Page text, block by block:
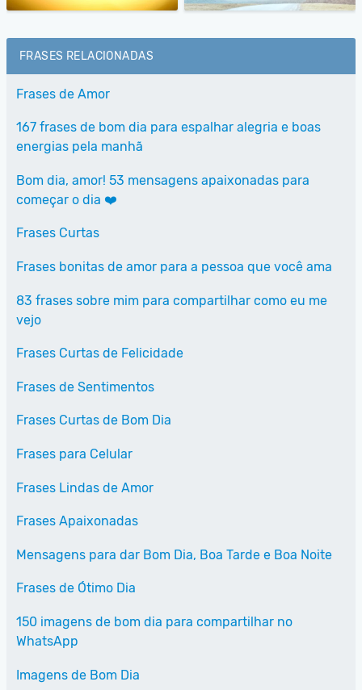
FRASES RELACIONADAS
Frases de Amor
167 frases de bom dia para espalhar alegria e boas
energias pela manhã
Bom dia, amor! 53 mensagens apaixonadas para
começar o dia ❤️
Frases Curtas
Frases bonitas de amor para a pessoa que você ama
83 frases sobre mim para compartilhar como eu me
vejo
Frases Curtas de Felicidade
Frases de Sentimentos
Frases Curtas de Bom Dia
Frases para Celular
Frases Lindas de Amor
Frases Apaixonadas
Mensagens para dar Bom Dia, Boa Tarde e Boa Noite
Frases de Ótimo Dia
150 imagens de bom dia para compartilhar no
WhatsApp
Imagens de Bom Dia